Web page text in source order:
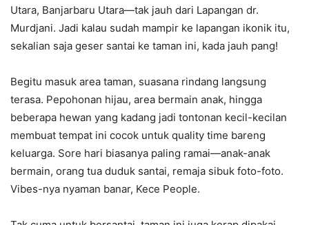
Utara, Banjarbaru Utara—tak jauh dari Lapangan dr.
Murdjani. Jadi kalau sudah mampir ke lapangan ikonik itu,
sekalian saja geser santai ke taman ini, kada jauh pang!
Begitu masuk area taman, suasana rindang langsung
terasa. Pepohonan hijau, area bermain anak, hingga
beberapa hewan yang kadang jadi tontonan kecil-kecilan
membuat tempat ini cocok untuk quality time bareng
keluarga. Sore hari biasanya paling ramai—anak-anak
bermain, orang tua duduk santai, remaja sibuk foto-foto.
Vibes-nya nyaman banar, Kece People.